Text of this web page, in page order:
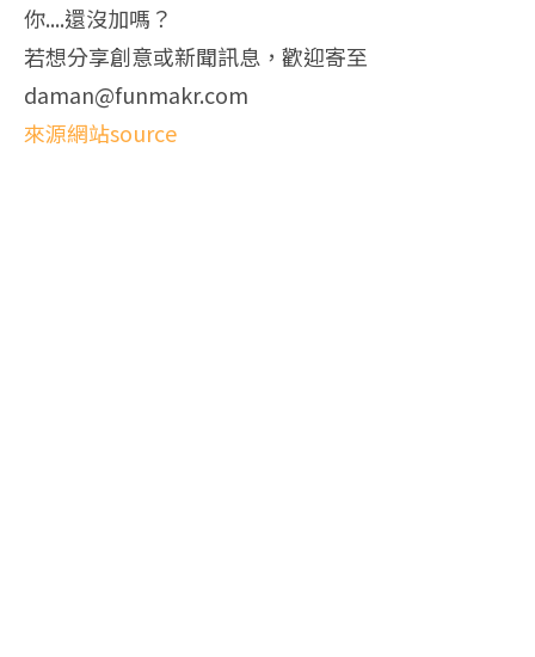
你....還沒加嗎？
若想分享創意或新聞訊息，歡迎寄至
daman@funmakr.com
來源網站source